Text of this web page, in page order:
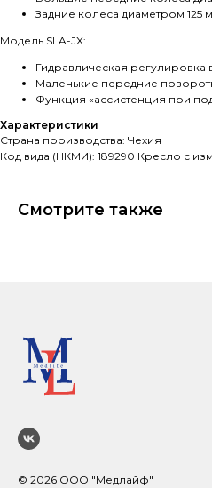
Задние колеса диаметром 125
Модель SLA-JX:
Гидравлическая регулировка
Маленькие передние
Функция «ассистенция при
Характеристики
Страна производства: Чехия
Код вида (НКМИ): 189290 Кресло с
Смотрите также
© 2026 ООО "Медлайф"